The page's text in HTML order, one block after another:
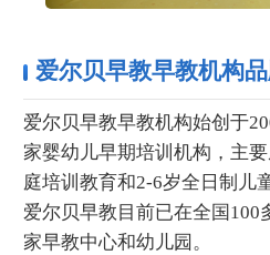
爱尔贝早教早教机构
爱尔贝早教早教机构始创于
家婴幼儿早期培训机构，主
庭培训教育和2-6岁全日制儿
爱尔贝早教目前已在全国100
家早教中心和幼儿园。